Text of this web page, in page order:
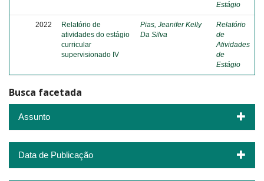
Estágio
2022
Relatório de
atividades do estágio
curricular
supervisionado IV
Pias, Jeanifer Kelly
Da Silva
Relatório
de
Atividades
de
Estágio
Busca facetada
Assunto
Data de Publicação